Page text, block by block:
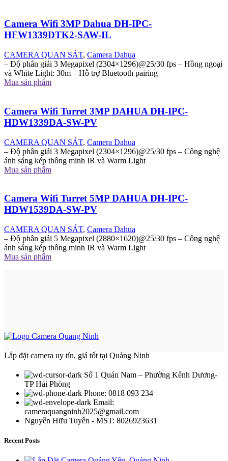
Camera Wifi 3MP Dahua DH-IPC-
HFW1339DTK2-SAW-IL
CAMERA QUAN SÁT, Camera Dahua
– Độ phân giải 3 Megapixel (2304×1296)@25/30 fps – Hồng ngoại
và White Light: 30m – Hỗ trợ Bluetooth pairing
Mua sản phẩm
Camera Wifi Turret 3MP DAHUA DH-IPC-
HDW1339DA-SW-PV
CAMERA QUAN SÁT, Camera Dahua
– Độ phân giải 3 Megapixel (2304×1296)@25/30 fps – Công nghệ
ánh sáng kép thông minh IR và Warm Light
Mua sản phẩm
Camera Wifi Turret 5MP DAHUA DH-IPC-
HDW1539DA-SW-PV
CAMERA QUAN SÁT, Camera Dahua
– Độ phân giải 5 Megapixel (2880×1620)@25/30 fps – Công nghệ
ánh sáng kép thông minh IR và Warm Light
Mua sản phẩm
Lắp đặt camera uy tín, giá tốt tại Quảng Ninh
Số 1 Quán Nam – Phường Kênh Dương-
TP Hải Phòng
Phone: 0818 093 234
Email:
cameraquangninh2025@gmail.com
Nguyễn Hữu Tuyên - MST: 8026923631
Recent Posts